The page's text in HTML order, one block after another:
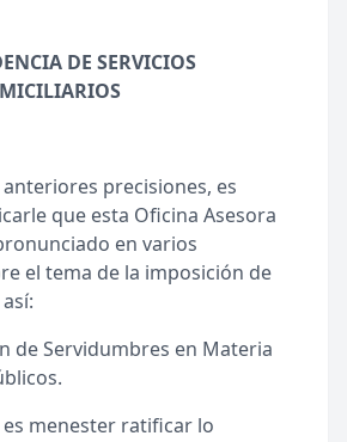
DE SERVICIOS
precisiones, es
que esta Oficina Asesora
en varios
el tema de la imposición de
de Servidumbres en Materia
menester ratificar lo